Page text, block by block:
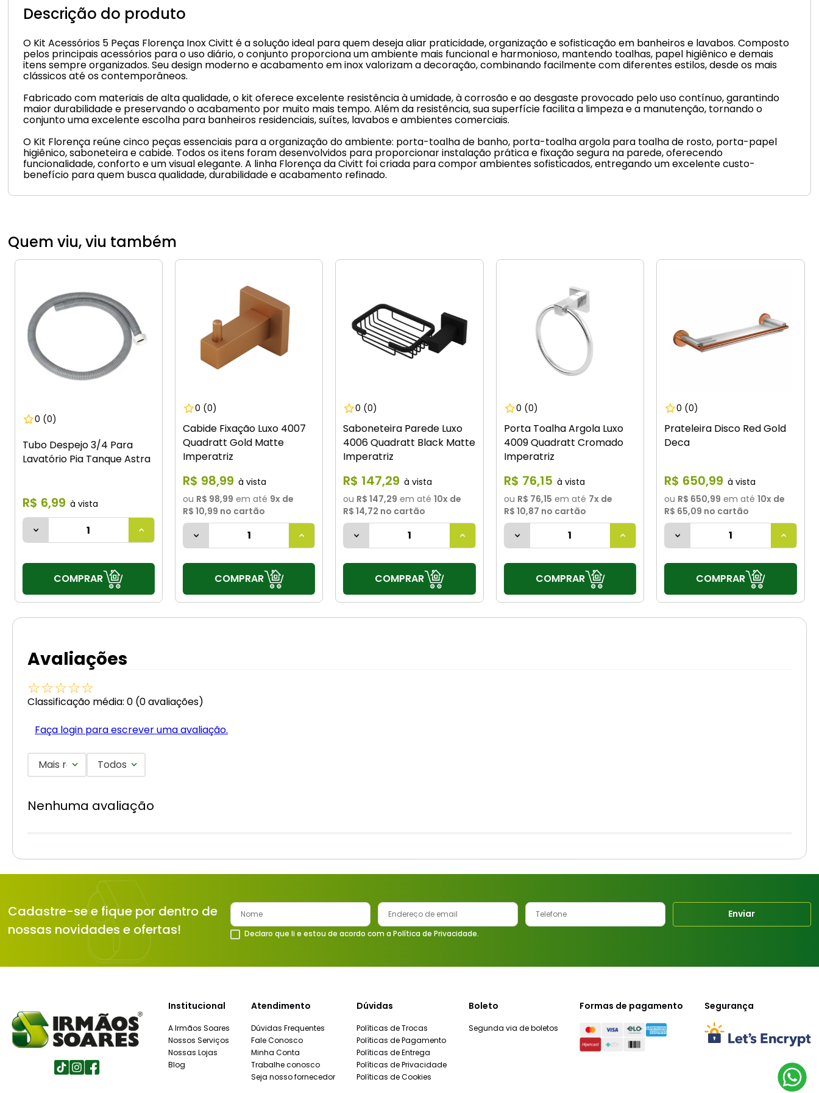
Descrição do produto
O Kit Acessórios 5 Peças Florença Inox Civitt é a solução ideal para quem deseja aliar praticidade, organização e sofisticação em banheiros e lavabos. Composto
pelos principais acessórios para o uso diário, o conjunto proporciona um ambiente mais funcional e harmonioso, mantendo toalhas, papel higiênico e demais
itens sempre organizados. Seu design moderno e acabamento em inox valorizam a decoração, combinando facilmente com diferentes estilos, desde os mais
clássicos até os contemporâneos.
Fabricado com materiais de alta qualidade, o kit oferece excelente resistência à umidade, à corrosão e ao desgaste provocado pelo uso contínuo, garantindo
maior durabilidade e preservando o acabamento por muito mais tempo. Além da resistência, sua superfície facilita a limpeza e a manutenção, tornando o
conjunto uma excelente escolha para banheiros residenciais, suítes, lavabos e ambientes comerciais.
O Kit Florença reúne cinco peças essenciais para a organização do ambiente: porta-toalha de banho, porta-toalha argola para toalha de rosto, porta-papel
higiênico, saboneteira e cabide. Todos os itens foram desenvolvidos para proporcionar instalação prática e fixação segura na parede, oferecendo
funcionalidade, conforto e um visual elegante. A linha Florença da Civitt foi criada para compor ambientes sofisticados, entregando um excelente custo-
benefício para quem busca qualidade, durabilidade e acabamento refinado.
Quem viu, viu também
0 (0)
Tubo Despejo 3/4 Para
Lavatório Pia Tanque Astra
R$ 6,99
COMPRAR
0 (0)
Cabide Fixação Luxo 4007
Quadratt Gold Matte
Imperatriz
R$ 98,99
ou R$ 98,99 em até 9x de
R$ 10,99 no cartão
COMPRAR
0 (0)
Saboneteira Parede Luxo
4006 Quadratt Black Matte
Imperatriz
R$ 147,29
ou R$ 147,29 em até 10x de
R$ 14,72 no cartão
COMPRAR
0 (0)
Porta Toalha Argola Luxo
4009 Quadratt Cromado
Imperatriz
R$ 76,15
ou R$ 76,15 em até 7x de
R$ 10,87 no cartão
COMPRAR
0 (0)
Prateleira Disco Red Gold
Deca
R$ 650,99
ou R$ 650,99 em até 10x de
R$ 65,09 no cartão
COMPRAR
Avaliações
☆☆☆☆☆
Classificação média: 0 (0 avaliações)
Faça login para escrever uma avaliação.
Mais recentesTodos
Nenhuma avaliação
Cadastre-se e fique por dentro de
nossas novidades e ofertas!
Enviar
Declaro que li e estou de acordo com a Política de Privacidade.
Institucional
A Irmãos Soares
Nossos Serviços
Nossas Lojas
Blog
Atendimento
Dúvidas Frequentes
Fale Conosco
Minha Conta
Trabalhe conosco
Seja nosso fornecedor
Dúvidas
Políticas de Trocas
Políticas de Pagamento
Políticas de Entrega
Políticas de Privacidade
Políticas de Cookies
Boleto
Segunda via de boletos
Formas de pagamento Segurança